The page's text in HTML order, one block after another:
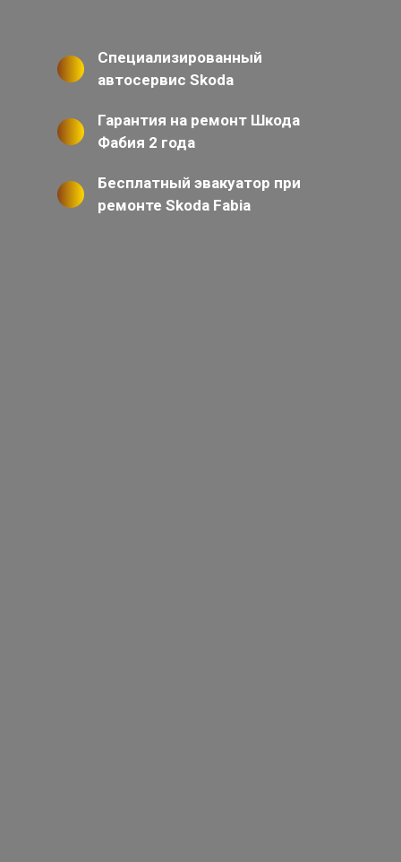
Специализированный
автосервис Skoda
Гарантия на ремонт Шкода
Фабия 2 года
Бесплатный эвакуатор при
ремонте Skoda Fabia